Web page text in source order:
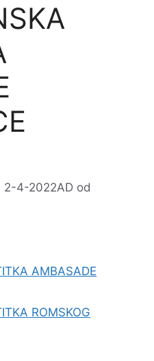
2-4-2022AD od
AMBASADE
ROMSKOG